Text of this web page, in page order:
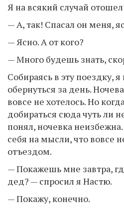
Я на всякий случай
— А, так! Спасал он меня,
— Ясно. А от кого?
— Много будешь знать,
Собираясь в эту поездку,
обернуться за день.
вовсе не хотелось. Но
добираться сюда чуть ли
понял, ночевка
себя на мысли, что вовсе
отъездом.
— Покажешь мне завтра,
дед? — спросил я Настю.
— Покажу, конечно.